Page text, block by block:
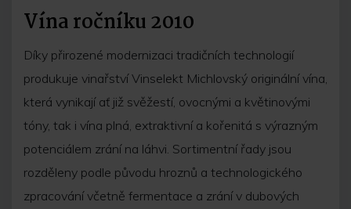
Vína ročníku 2010
Díky přirozené modernizaci tradičních technologií
produkuje vinařství Vinselekt Michlovský originální vína,
která vynikají ať již svěžestí, ovocnými a květinovými
tóny, tak i vína plná, extraktivní a kořenitá s výrazným
potenciálem zrání na láhvi. Sortimentní řady jsou
rozděleny podle původu hroznů a technologického
zpracování včetně fermentace a zrání v dubových